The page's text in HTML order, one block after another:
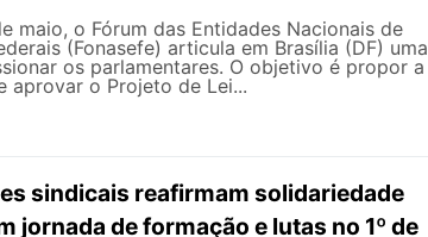
maio, o Fórum das Entidades Nacionais de
(Fonasefe) articula em Brasília (DF) uma
os parlamentares. O objetivo é propor a
aprovar o Projeto de Lei...
sindicais reafirmam solidariedade
jornada de formação e lutas no 1º de